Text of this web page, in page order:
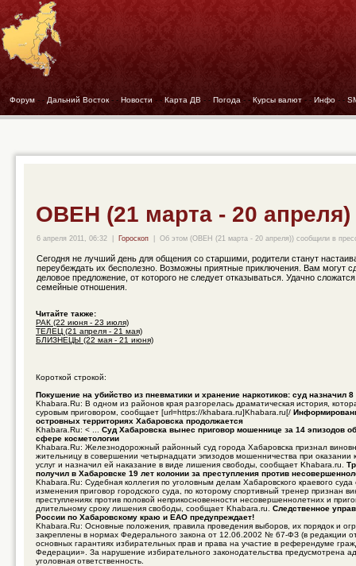
Форум - - Дальний Восток - - Новости - - Карта ДВ - - Погода - - Курсы валют - - Инфо - -
ОВЕН (21 марта - 20 апреля)
6 апреля 2011, 06:32 Гороскоп Об этом (ОВЕН (21 марта - 20 апреля)) сообщили в
Сегодня не лучший день для общения со старшими, родители станут
переубеждать их бесполезно. Возможны приятные приключения. Вам могут
деловое предложение, от которого не следует отказываться. Удачно
семейные отношения.
Читайте также:
РАК (22 июня - 23 июля)
ТЕЛЕЦ (21 апреля - 21 мая)
БЛИЗНЕЦЫ (22 мая - 21 июня)
Короткой строкой:
Покушение на убийство из пневматики и хранение наркотиков: суд назначил 8
Khabara.Ru: В одном из районов края разгорелась драматическая история,
суровым приговором, сообщает [url=https://khabara.ru]Khabara.ru[/
островных территориях Хабаровска продолжается
Khabara.Ru: < ... Суд Хабаровска вынес приговор мошеннице за 14 эпизодов
сфере косметологии
Khabara.Ru: Железнодорожный районный суд города Хабаровска признал
жительницу в совершении четырнадцати эпизодов мошенничества при оказании
услуг и назначил ей наказание в виде лишения свободы, сообщает Khabara.ru.
получил в Хабаровске 19 лет колонии за преступления против
Khabara.Ru: Судебная коллегия по уголовным делам Хабаровского краевого суда
изменения приговор городского суда, по которому спортивный тренер признан
преступлениях против половой неприкосновенности несовершеннолетних и
длительному сроку лишения свободы, сообщает Khabara.ru. Следственное
России по Хабаровскому краю и ЕАО предупреждает!
Khabara.Ru: Основные положения, правила проведения выборов, их порядок и
закреплены в нормах Федерального закона от 12.06.2002 № 67-ФЗ (в редакции
основных гарантиях избирательных прав и права на участие в референдуме
Федерации». За нарушение избирательного законодательства предусмотрена
уголовная ответственность.